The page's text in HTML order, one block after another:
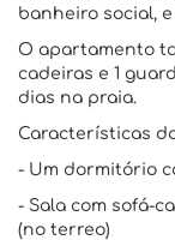
banheiro social,
O apartamento
cadeiras e 1
dias na praia.
Características
- Um dormitório
- Sala com sofá-
(no terreo)